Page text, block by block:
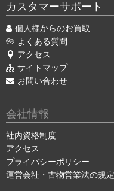
カスタマーサポート
個人様からのお買取
よくある質問
アクセス
サイトマップ
お問い合わせ
会社情報
社内資格制度
アクセス
プライバシーポリシー
運営会社・古物営業法の規